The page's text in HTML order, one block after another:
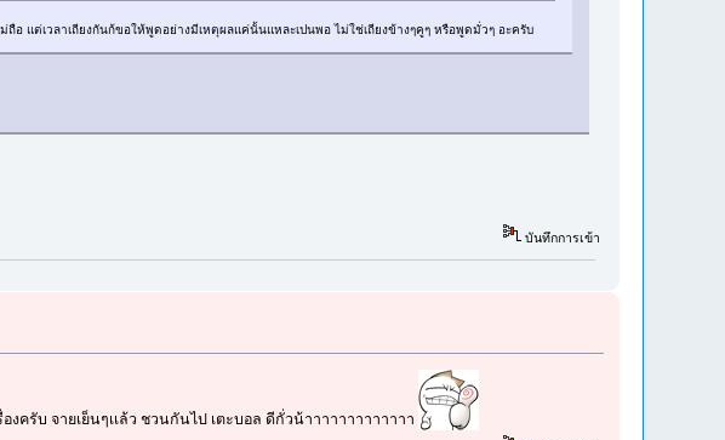
แต่เวลาเถียงกันก้ขอให้พูดอย่างมีเหตุผลแค่นั้นแหละเปนพอ ไม่ใช่เถียงข้างๆคูๆ หรือพูดมั่วๆ อะครับ
บันทึกการเข้า
งครับ จายเย็นๆเเล้ว ชวนกันไป เตะบอล ดีกั่วน้าาาาาาาาาาาาา